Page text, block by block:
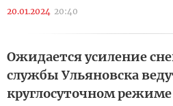
20.01.2024 20:40
Ожидается усиление
службы Ульяновска
круглосуточном режиме